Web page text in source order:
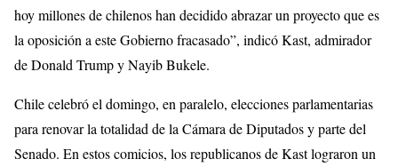
hoy millones de chilenos han decidido abrazar un proyecto que es
la oposición a este Gobierno fracasado”, indicó Kast, admirador
de Donald Trump y Nayib Bukele.
Chile celebró el domingo, en paralelo, elecciones parlamentarias
para renovar la totalidad de la Cámara de Diputados y parte del
Senado. En estos comicios, los republicanos de Kast lograron un